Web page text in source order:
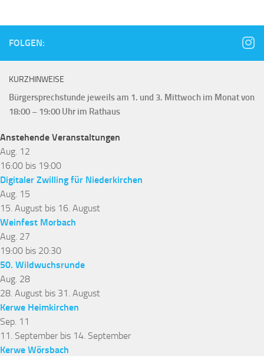
FOLGEN:
KURZHINWEISE
Bürgersprechstunde jeweils am 1. und 3. Mittwoch im Monat von
18:00 – 19:00 Uhr im Rathaus
Anstehende Veranstaltungen
Aug. 12
16:00 bis 19:00
Digitaler Zwilling für Niederkirchen
Aug. 15
15. August bis 16. August
Weinfest Morbach
Aug. 27
19:00 bis 20:30
50. Wildwuchsrunde
Aug. 28
28. August bis 31. August
Kerwe Heimkirchen
Sep. 11
11. September bis 14. September
Kerwe Wörsbach